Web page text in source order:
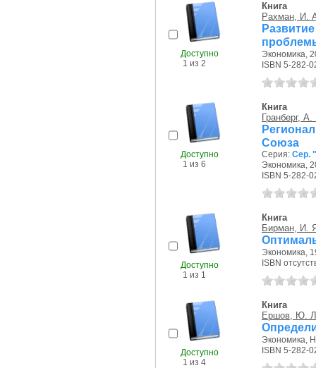
Доступно
1 из 2
Книга
Рахман, И.
Экономика,
ISBN 5-282-
Доступно
1 из 6
Книга
Гранберг, А.
Союза
Серия: Сер.
Экономика,
ISBN 5-282-
Доступно
1 из 1
Книга
Бирман, И.
Экономика,
ISBN
Доступно
1 из 4
Книга
Ершов, Ю.
Экономика,
ISBN 5-282-